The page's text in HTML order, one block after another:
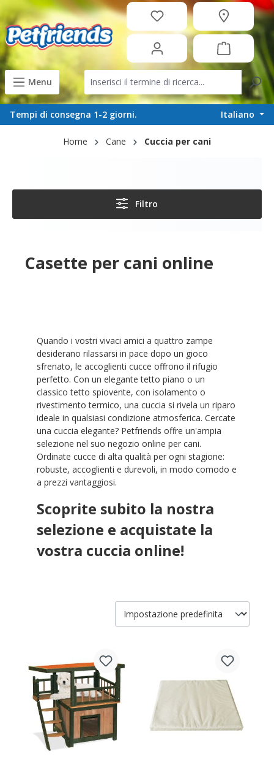
content
Menu
Tempi di consegna 1-2 giorni. Italiano
Home Cane Cuccia per cani
Filtro
Casette per cani online
Quando i vostri vivaci amici a quattro zampe
desiderano rilassarsi in pace dopo un gioco
sfrenato, le accoglienti cucce offrono il rifugio
perfetto. Con un elegante tetto piano o un
classico tetto spiovente, con isolamento o
rivestimento termico, una cuccia si rivela un riparo
ideale in qualsiasi condizione atmosferica. Cercate
una cuccia elegante? Petfriends offre un'ampia
selezione nel suo negozio online per cani.
Ordinate cucce di alta qualità per ogni stagione:
robuste, accoglienti e durevoli, in modo comodo e
a prezzi vantaggiosi.
Scoprite subito la nostra
selezione e acquistate la
vostra cuccia online!